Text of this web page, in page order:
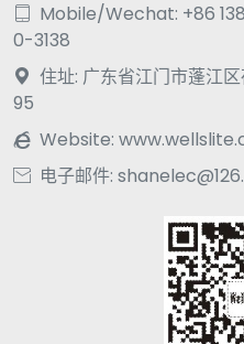

Mobile/Wechat: +86
0-3138

住址: 广东省江门市蓬江
95
 Website:
 电子邮件: